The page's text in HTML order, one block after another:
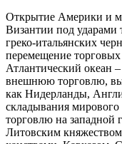
Открытие Америки и
Византии под ударами
греко-итальянских
перемещение
Атлантический океан
внешнюю торговлю,
как Нидерланды,
складывания мирового
торговлю на западной
Литовским